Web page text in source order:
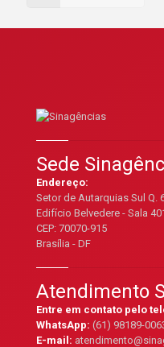
Sede
Endereço:
Setor de Autarquias Sul Q.
Edifício Belvedere - Sala
CEP: 70070-915
Brasília - DF
Atendimento
Entre em contato pelo
WhatsApp: (61) 98189-
E-mail: